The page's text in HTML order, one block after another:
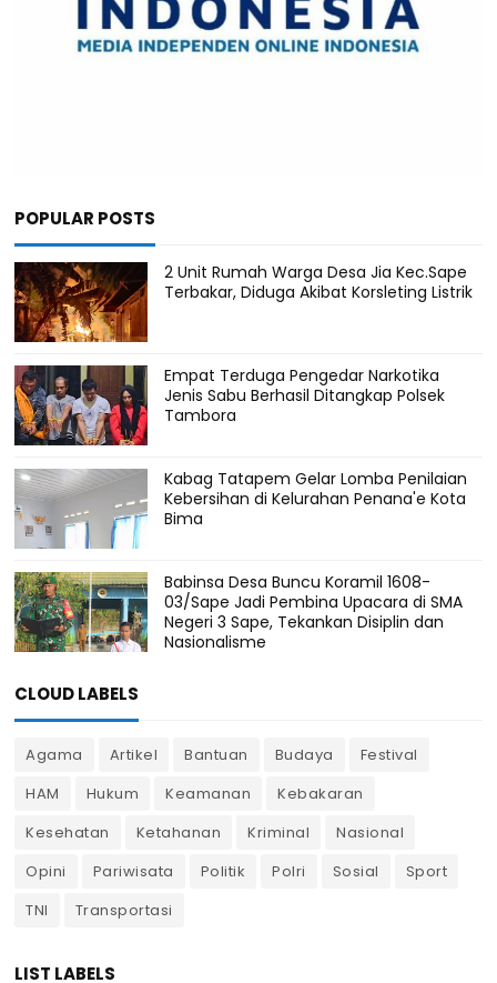
POPULAR POSTS
2 Unit Rumah Warga Desa Jia Kec.Sape
Terbakar, Diduga Akibat Korsleting Listrik
Empat Terduga Pengedar Narkotika
Jenis Sabu Berhasil Ditangkap Polsek
Tambora
Kabag Tatapem Gelar Lomba Penilaian
Kebersihan di Kelurahan Penana'e Kota
Bima
Babinsa Desa Buncu Koramil 1608-
03/Sape Jadi Pembina Upacara di SMA
Negeri 3 Sape, Tekankan Disiplin dan
Nasionalisme
CLOUD LABELS
Agama Artikel Bantuan Budaya
Festival
HAM
Hukum Keamanan
Kebakaran
Kesehatan
Ketahanan Kriminal
Nasional
Opini
Pariwisata Politik Polri Sosial
Sport
TNI
Transportasi
LIST LABELS